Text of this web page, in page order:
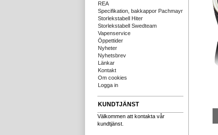
REA
Specifikation, bakkappor Pachmayr
Storlekstabell Hiter
Storlekstabell Swedteam
Vapenservice
Öppettider
Nyheter
Nyhetsbrev
Länkar
Kontakt
Om cookies
Logga in
KUNDTJÄNST
Välkommen att kontakta vår
kundtjänst.